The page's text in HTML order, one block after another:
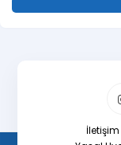
İletişim